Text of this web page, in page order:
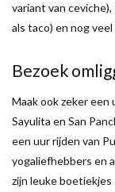
variant van
als taco) en nog veel
Bezoek
Maak ook zeker een
Sayulita en San
een uur rijden van
yogaliefhebbers en
zijn leuke